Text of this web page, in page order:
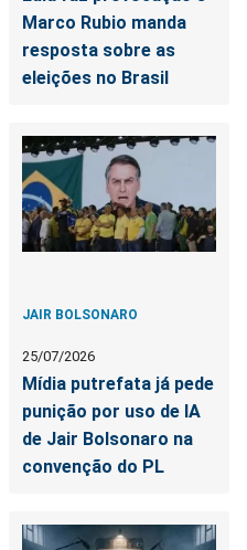
Marco Rubio manda
resposta sobre as
eleições no Brasil
JAIR BOLSONARO
25/07/2026
Mídia putrefata já pede
punição por uso de IA
de Jair Bolsonaro na
convenção do PL